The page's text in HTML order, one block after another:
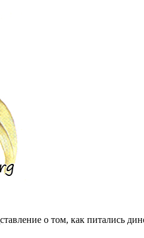
о том, как питались